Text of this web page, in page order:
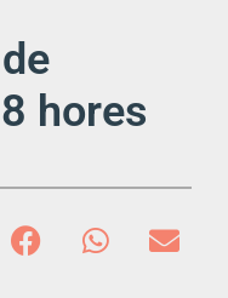
hores